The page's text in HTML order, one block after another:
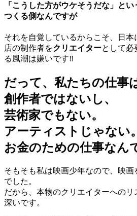
「こうした方がウケそうだな」と
つくる側なんですが
それを自覚しているからこそ、日本
店の制作者をクリエイターとして必
る風潮は嫌いです‼
だって、私たちの仕事
創作者ではないし、
芸術家でもない。
アーティストじゃない。
お金のための仕事なん
そもそも私は映画少年なので、映画
でした。
だから、本物のクリエイターへのリ
深いです。